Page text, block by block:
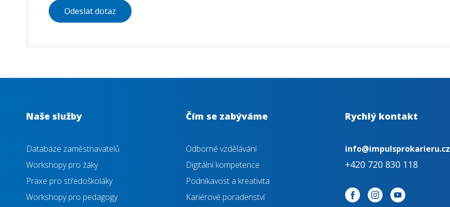
Odeslat dotaz
Naše služby
Databáze zaměstnavatelů
Workshopy pro žáky
Praxe pro středoškoláky
Workshopy pro pedagogy
Čím se zabýváme
Odborné vzdělávání
Digitální kompetence
Podnikavost a kreativita
Kariérové poradenství
Rychlý kontakt
info@impulsprokarieru.cz
+420 720 830 118